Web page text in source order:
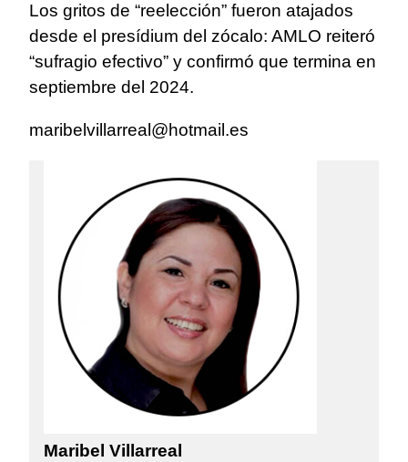
Los gritos de “reelección” fueron atajados
desde el presídium del zócalo: AMLO reiteró
“sufragio efectivo” y confirmó que termina en
septiembre del 2024.
maribelvillarreal@hotmail.es
Maribel Villarreal